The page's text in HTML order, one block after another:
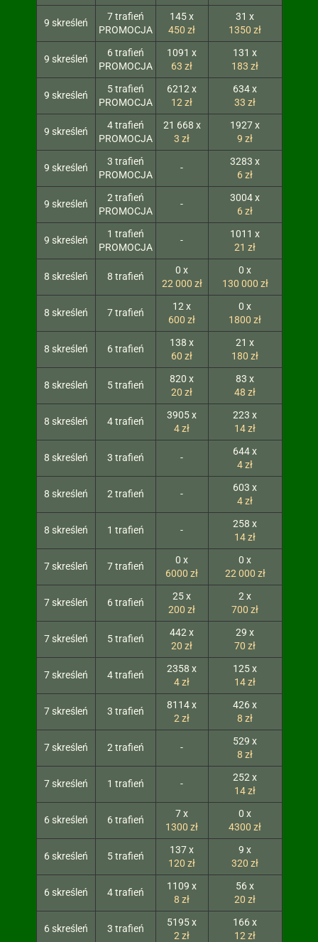
9 skreśleń
7 trafień
PROMOCJA
145 x
450 zł
31 x
1350 zł
9 skreśleń
6 trafień
PROMOCJA
1091 x
63 zł
131 x
183 zł
9 skreśleń
5 trafień
PROMOCJA
6212 x
12 zł
634 x
33 zł
9 skreśleń
4 trafień
PROMOCJA
21 668 x
3 zł
1927 x
9 zł
9 skreśleń
3 trafień
PROMOCJA
-
3283 x
6 zł
9 skreśleń
2 trafień
PROMOCJA
-
3004 x
6 zł
9 skreśleń
1 trafień
PROMOCJA
-
1011 x
21 zł
8 skreśleń 8 trafień
0 x
22 000 zł
0 x
130 000 zł
8 skreśleń 7 trafień
12 x
600 zł
0 x
1800 zł
8 skreśleń 6 trafień
138 x
60 zł
21 x
180 zł
8 skreśleń 5 trafień
820 x
20 zł
83 x
48 zł
8 skreśleń 4 trafień
3905 x
4 zł
223 x
14 zł
8 skreśleń 3 trafień -
644 x
4 zł
8 skreśleń 2 trafień -
603 x
4 zł
8 skreśleń 1 trafień -
258 x
14 zł
7 skreśleń 7 trafień
0 x
6000 zł
0 x
22 000 zł
7 skreśleń 6 trafień
25 x
200 zł
2 x
700 zł
7 skreśleń 5 trafień
442 x
20 zł
29 x
70 zł
7 skreśleń 4 trafień
2358 x
4 zł
125 x
14 zł
7 skreśleń 3 trafień
8114 x
2 zł
426 x
8 zł
7 skreśleń 2 trafień -
529 x
8 zł
7 skreśleń 1 trafień -
252 x
14 zł
6 skreśleń 6 trafień
7 x
1300 zł
0 x
4300 zł
6 skreśleń 5 trafień
137 x
120 zł
9 x
320 zł
6 skreśleń 4 trafień
1109 x
8 zł
56 x
20 zł
6 skreśleń 3 trafień
5195 x
2 zł
166 x
12 zł